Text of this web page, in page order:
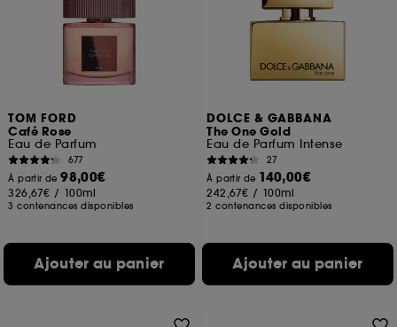
TOM FORD
Café Rose
Eau de Parfum
677
À partir de98,00€
326,67€ / 100ml
3 contenances disponibles
Ajouter au panier
DOLCE & GABBANA
The One Gold
Eau de Parfum Intense
27
À partir de 140,00€
242,67€ / 100ml
2 contenances disponibles
Ajouter au panier